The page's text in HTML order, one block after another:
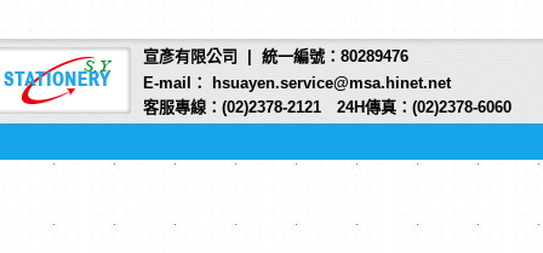
宣彥有限公司 | 統一編號：80289476
E-mail： hsuayen.service@msa.hinet.net
客服專線：(02)2378-2121 24H傳真：(02)2378-6060